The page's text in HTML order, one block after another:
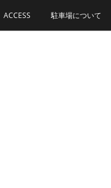
ACCESS 駐車場について